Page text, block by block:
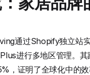
通过Shopify独立站
进行多地区管理。其
，证明了全球化中的效